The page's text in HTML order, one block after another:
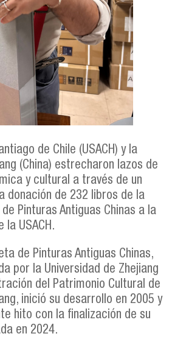
de Chile (USACH) y la
(China) estrecharon lazos de
y cultural a través de un
donación de 232 libros de la
Pinturas Antiguas Chinas a la
USACH.
de Pinturas Antiguas Chinas,
por la Universidad de Zhejiang
del Patrimonio Cultural de
inició su desarrollo en 2005 y
hito con la finalización de su
en 2024.